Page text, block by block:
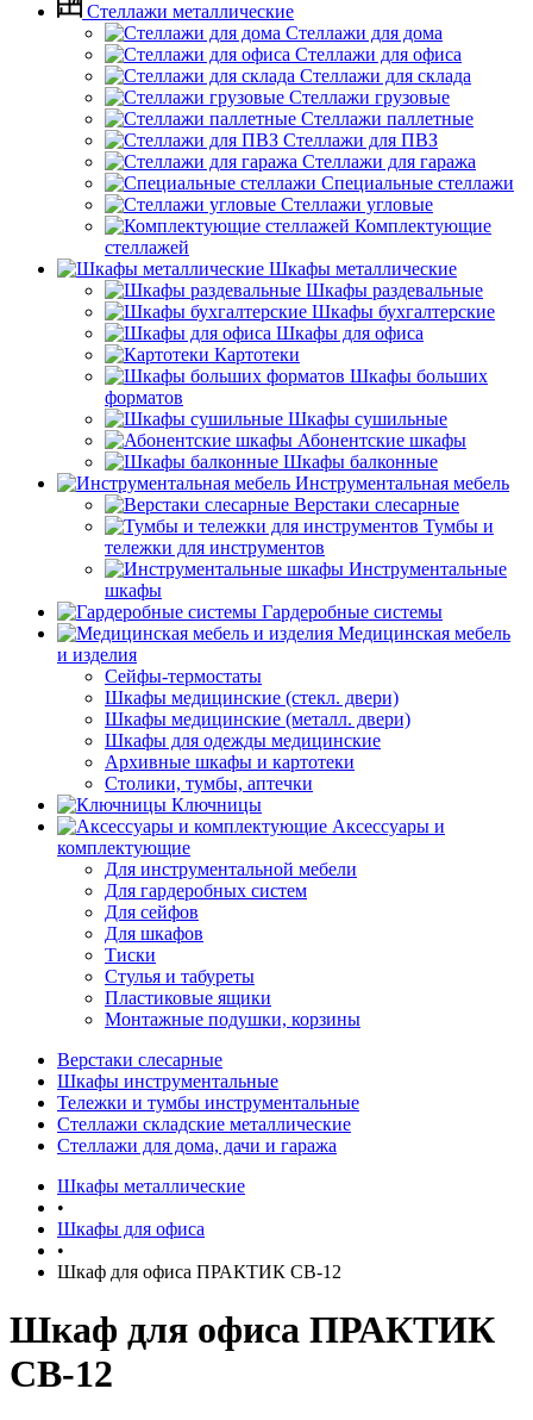
Стеллажи металлические
Стеллажи для дома
Стеллажи для офиса
Стеллажи для склада
Стеллажи грузовые
Стеллажи паллетные
Стеллажи для ПВЗ
Стеллажи для гаража
Специальные стеллажи
Стеллажи угловые
Комплектующие
стеллажей
Шкафы металлические
Шкафы раздевальные
Шкафы бухгалтерские
Шкафы для офиса
Картотеки
Шкафы больших
форматов
Шкафы сушильные
Абонентские шкафы
Шкафы балконные
Инструментальная мебель
Верстаки слесарные
Тумбы и
тележки для инструментов
Инструментальные
шкафы
Гардеробные системы
Медицинская мебель
и изделия
Сейфы-термостаты
Шкафы медицинские (стекл. двери)
Шкафы медицинские (металл. двери)
Шкафы для одежды медицинские
Архивные шкафы и картотеки
Столики, тумбы, аптечки
Ключницы
Аксессуары и
комплектующие
Для инструментальной мебели
Для гардеробных систем
Для сейфов
Для шкафов
Тиски
Стулья и табуреты
Пластиковые ящики
Монтажные подушки, корзины
Верстаки слесарные
Шкафы инструментальные
Тележки и тумбы инструментальные
Стеллажи складские металлические
Стеллажи для дома, дачи и гаража
Шкафы металлические
•
Шкафы для офиса
•
Шкаф для офиса ПРАКТИК СВ-12
Шкаф для офиса ПРАКТИК
СВ-12